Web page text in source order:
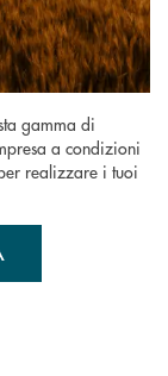
gamma di
a condizioni
realizzare i tuoi